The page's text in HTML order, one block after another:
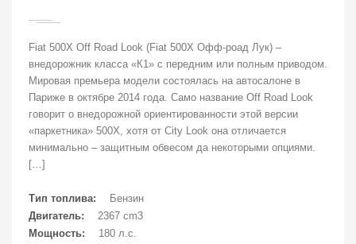
Fiat 500X Off Road Look (Fiat 500X Офф-роад Лук) –
внедорожник класса «К1» с передним или полным приводом.
Мировая премьера модели состоялась на автосалоне в
Париже в октябре 2014 года. Само название Off Road Look
говорит о внедорожной ориентированности этой версии
«паркетника» 500X, хотя от City Look она отличается
минимально – защитным обвесом да некоторыми опциями.
[…]
Тип топлива:
Бензин
Двигатель:
2367 cm3
Мощность:
180 л.с.